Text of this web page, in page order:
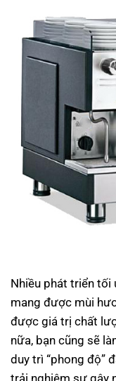
Nhiều phát triển tối
mang được mùi
được giá trị chất
nữa, bạn cũng sẽ
duy trì “phong độ”